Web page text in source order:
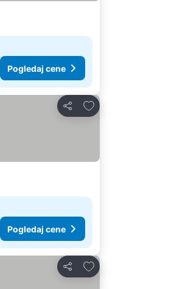
Pogledaj cene
Deli
Dodati u favorite
Pogledaj cene
Deli
Dodati u favorite